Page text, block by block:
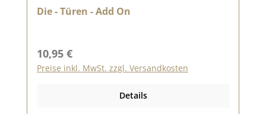
Die - Türen - Add On
Regulärer Preis:
10,95 €
Preise inkl. MwSt. zzgl. Versandkosten
Details